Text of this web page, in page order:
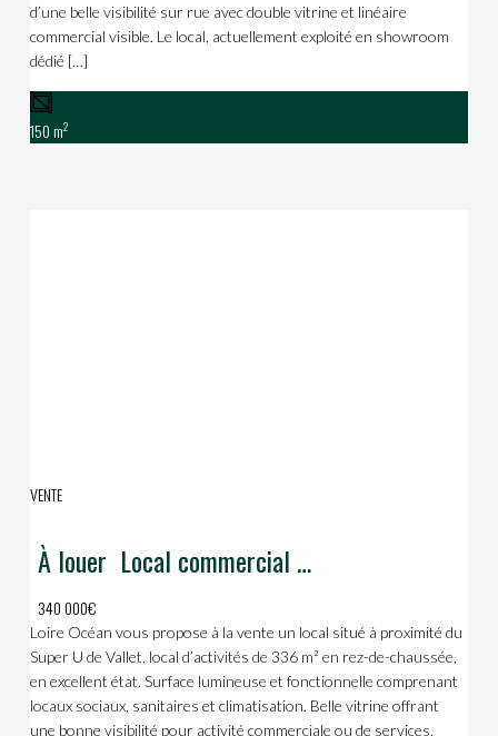
d’une belle visibilité sur rue avec double vitrine et linéaire
commercial visible. Le local, actuellement exploité en showroom
dédié […]
150 m2
VENTE
À louer  Local commercial / professionnel  336 m²  Vallet
340 000€
Loire Océan vous propose à la vente un local situé à proximité du
Super U de Vallet, local d’activités de 336 m² en rez-de-chaussée,
en excellent état. Surface lumineuse et fonctionnelle comprenant
locaux sociaux, sanitaires et climatisation. Belle vitrine offrant
une bonne visibilité pour activité commerciale ou de services.